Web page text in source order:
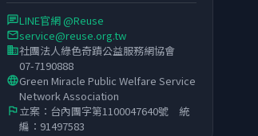
chatLINE官網 @Reuse
emailservice@reuse.org.tw
business社團法人綠色奇蹟公益服務網協會
07-7190888
languageGreen Miracle Public Welfare Service
Network Association
flag立案：台內團字第1100047640號 統
編：91497583